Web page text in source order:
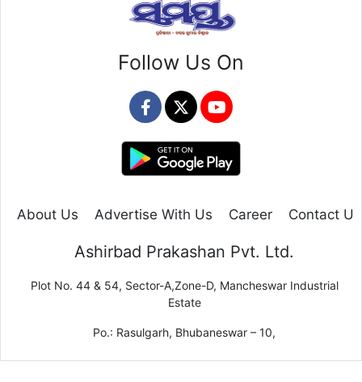
Follow Us On
About Us Advertise With Us Career Contact Us
Ashirbad Prakashan Pvt. Ltd.
Plot No. 44 & 54, Sector-A,Zone-D, Mancheswar Industrial
Estate
Po.: Rasulgarh, Bhubaneswar – 10,